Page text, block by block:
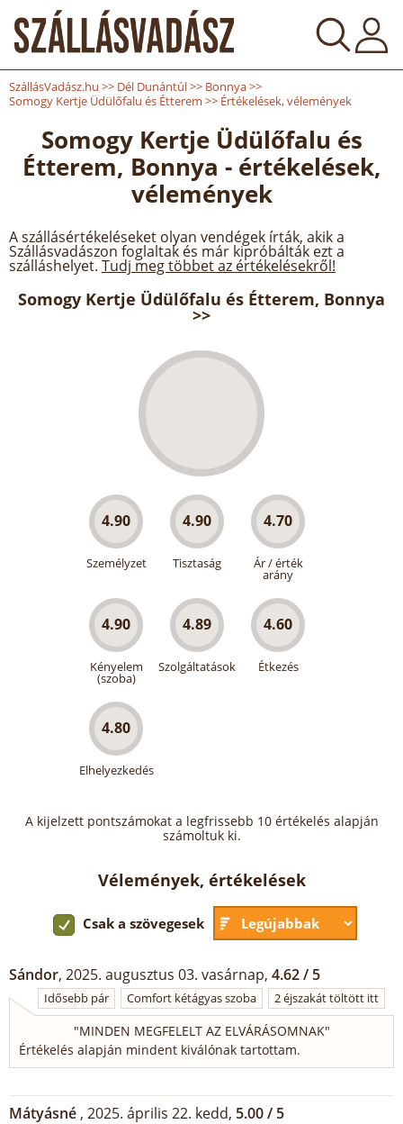
SzállásVadász.hu >> Dél Dunántúl>> Bonnya>>
Somogy Kertje Üdülőfalu és Étterem >> Értékelések, vélemények
Somogy Kertje Üdülőfalu és
Étterem, Bonnya - értékelések,
vélemények
A szállásértékeléseket olyan vendégek írták, akik a
Szállásvadászon foglaltak és már kipróbálták ezt a
szálláshelyet. Tudj meg többet az értékelésekről!
Somogy Kertje Üdülőfalu és Étterem, Bonnya
>>
4.90
Személyzet
4.90
Tisztaság
4.70
Ár / érték
arány
4.90
Kényelem
(szoba)
4.89
Szolgáltatások
4.60
Étkezés
4.80
Elhelyezkedés
A kijelzett pontszámokat a legfrissebb 10 értékelés alapján
számoltuk ki.
Vélemények, értékelések
Csak a szövegesek
Sándor, 2025. augusztus 03. vasárnap, 4.62 / 5
Idősebb pár Comfort kétágyas szoba 2 éjszakát töltött itt
"MINDEN MEGFELELT AZ ELVÁRÁSOMNAK"
Értékelés alapján mindent kiválónak tartottam.
Mátyásné , 2025. április 22. kedd, 5.00 / 5